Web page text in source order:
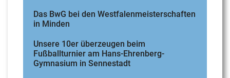
Das BwG bei den Westfalenmeisterschaften
in Minden
Unsere 10er überzeugen beim
Fußballturnier am Hans-Ehrenberg-
Gymnasium in Sennestadt